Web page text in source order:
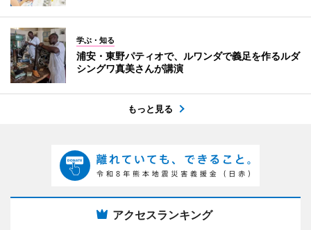
学ぶ・知る
浦安・東野パティオで、ルワンダで義足を作るルダ
シングワ真美さんが講演
もっと見る
アクセスランキング